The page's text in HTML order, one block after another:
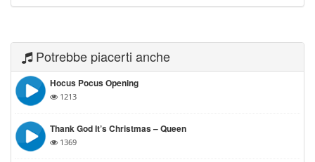
Potrebbe piacerti anche
Hocus Pocus Opening
1213
Thank God It’s Christmas – Queen
1369